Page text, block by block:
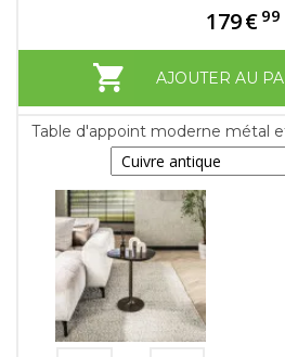
179€ 99
AJOUTER AU
Table d'appoint moderne métal